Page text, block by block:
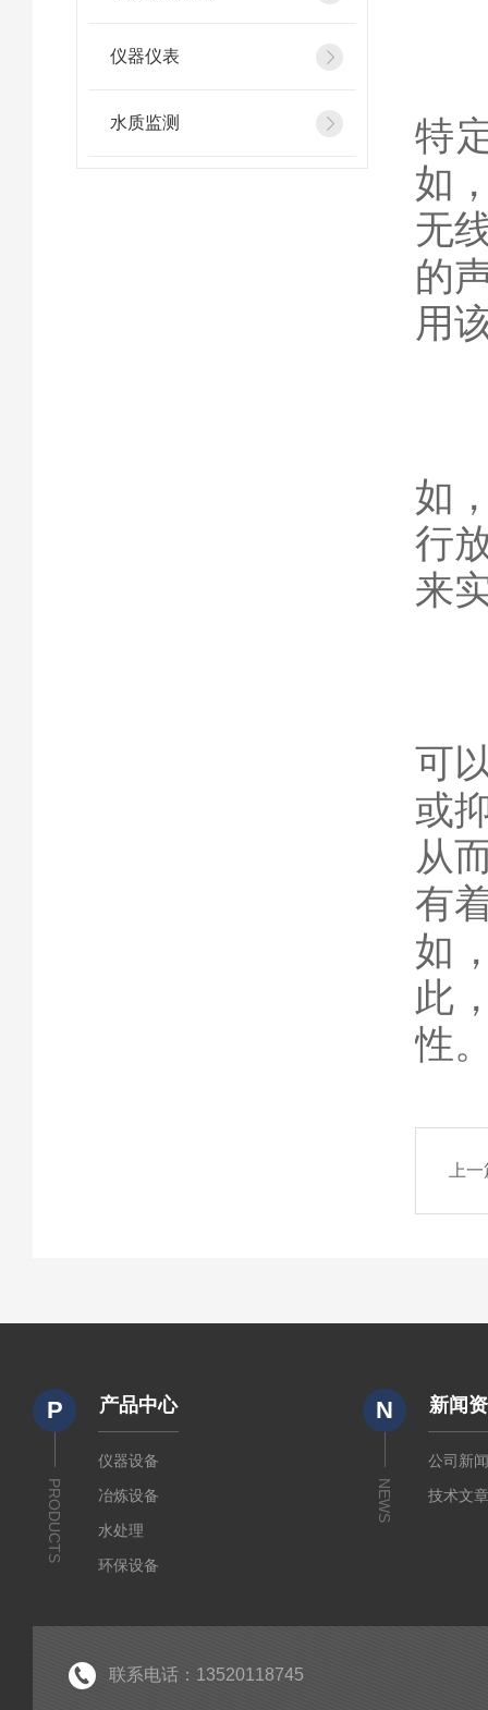
仪器仪表
水质监测
特
如
无
的
用
如
行
来
可
或
从
有
如
此
性
上
P
PRODUCTS
产品中心
仪器设备
冶炼设备
水处理
环保设备
仪器仪表
N
NEWS
新闻
公司新
技术文
联系电话：13520118745